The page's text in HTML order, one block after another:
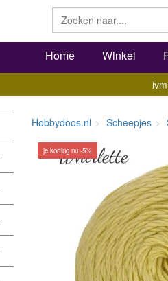
Home Winkel
Hobbydoos.nl Scheepjes
je korting nu -5%